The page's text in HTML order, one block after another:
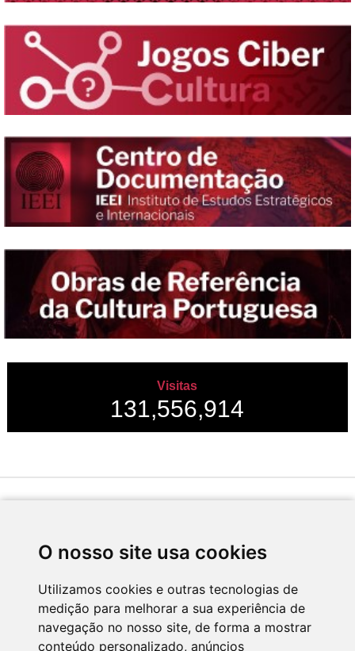
O nosso site usa cookies
Utilizamos cookies e outras tecnologias de
medição para melhorar a sua experiência de
navegação no nosso site, de forma a mostrar
conteúdo personalizado, anúncios
Visitas
131,556,914